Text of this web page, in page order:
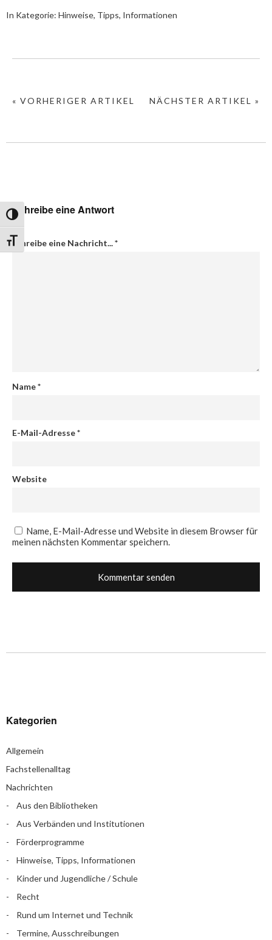
Umschalten auf hohe Kontraste
Schrift vergrößern
In Kategorie: Hinweise, Tipps, Informationen
NÄCHSTER ARTIKEL »
« VORHERIGER ARTIKEL
Schreibe eine Antwort
Schreibe eine Nachricht...*
Name*
E-Mail-Adresse*
Website
Name, E-Mail-Adresse und Website in diesem Browser für
meinen nächsten Kommentar speichern.
Kategorien
Allgemein
Fachstellenalltag
Nachrichten
Aus den Bibliotheken
Aus Verbänden und Institutionen
Förderprogramme
Hinweise, Tipps, Informationen
Kinder und Jugendliche / Schule
Recht
Rund um Internet und Technik
Termine, Ausschreibungen